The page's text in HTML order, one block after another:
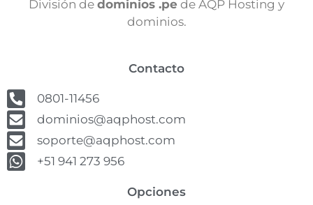
División de dominios .pe de AQP Hosting y
dominios.
Contacto
0801-11456
dominios@aqphost.com
soporte@aqphost.com
+51 941 273 956
Opciones